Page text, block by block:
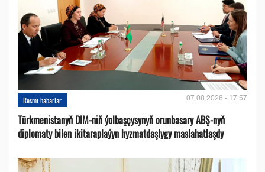
Resmi habarlar 07.08.2026 - 17:57
Türkmenistanyň DIM-niň ýolbaşçysynyň orunbasary ABŞ-nyň
diplomaty bilen ikitaraplaýyn hyzmatdaşlygy maslahatlaşdy